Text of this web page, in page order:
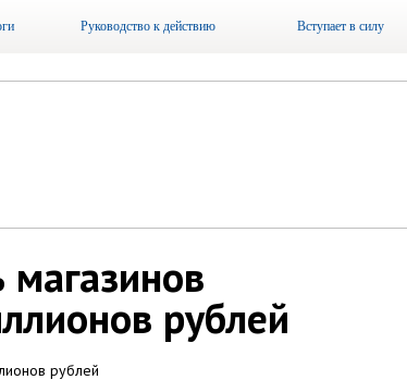
Руководство к действию Вступает в силу
рублей